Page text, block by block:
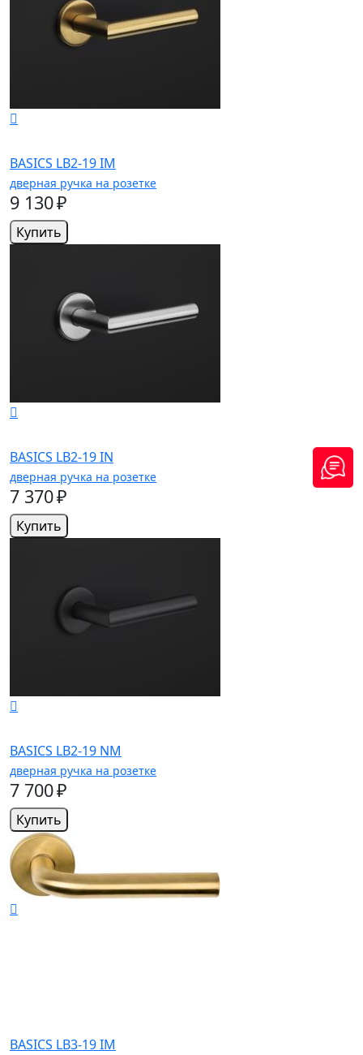
BASICS LB2-19 IM
дверная ручка на розетке
9 130 ₽
Купить
BASICS LB2-19 IN
дверная ручка на розетке
7 370 ₽
Купить
BASICS LB2-19 NM
дверная ручка на розетке
7 700 ₽
Купить
BASICS LB3-19 IM